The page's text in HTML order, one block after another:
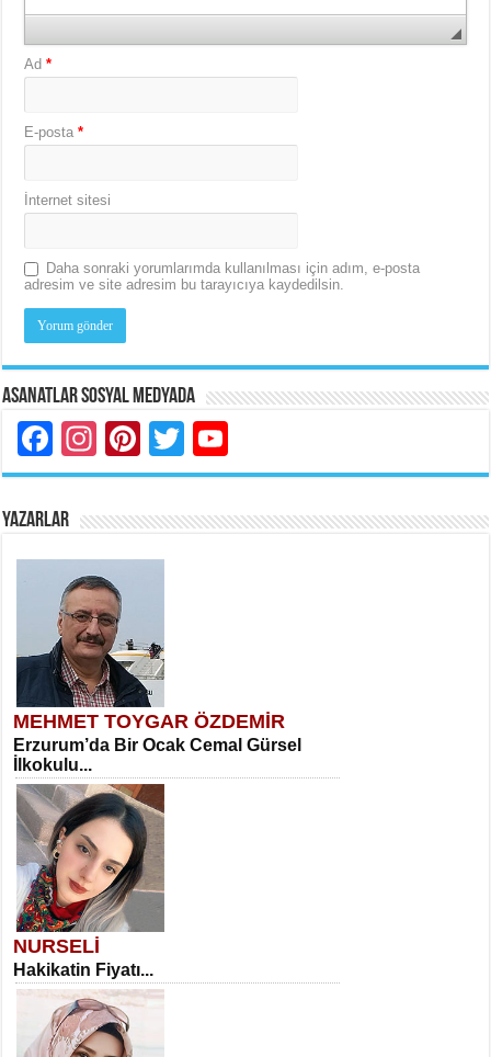
Ad*
E-posta*
İnternet sitesi
Daha sonraki yorumlarımda kullanılması için adım, e-posta
adresim ve site adresim bu tarayıcıya kaydedilsin.
Asanatlar Sosyal Medyada
Facebook
Instagram
Pinterest
Twitter
YAZARLAR
MEHMET TOYGAR ÖZDEMİR
Erzurum’da Bir Ocak Cemal Gürsel
İlkokulu...
NURSELİ
Hakikatin Fiyatı...